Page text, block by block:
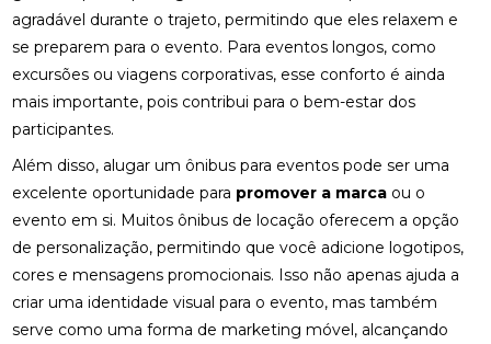
agradável durante o trajeto, permitindo que eles relaxem e
se preparem para o evento. Para eventos longos, como
excursões ou viagens corporativas, esse conforto é ainda
mais importante, pois contribui para o bem-estar dos
participantes.
Além disso, alugar um ônibus para eventos pode ser uma
excelente oportunidade para promover a marca ou o
evento em si. Muitos ônibus de locação oferecem a opção
de personalização, permitindo que você adicione logotipos,
cores e mensagens promocionais. Isso não apenas ajuda a
criar uma identidade visual para o evento, mas também
serve como uma forma de marketing móvel, alcançando